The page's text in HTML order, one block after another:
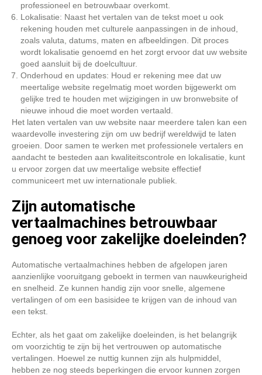
professioneel en betrouwbaar overkomt.
Lokalisatie: Naast het vertalen van de tekst moet u ook
rekening houden met culturele aanpassingen in de inhoud,
zoals valuta, datums, maten en afbeeldingen. Dit proces
wordt lokalisatie genoemd en het zorgt ervoor dat uw website
goed aansluit bij de doelcultuur.
Onderhoud en updates: Houd er rekening mee dat uw
meertalige website regelmatig moet worden bijgewerkt om
gelijke tred te houden met wijzigingen in uw bronwebsite of
nieuwe inhoud die moet worden vertaald.
Het laten vertalen van uw website naar meerdere talen kan een
waardevolle investering zijn om uw bedrijf wereldwijd te laten
groeien. Door samen te werken met professionele vertalers en
aandacht te besteden aan kwaliteitscontrole en lokalisatie, kunt
u ervoor zorgen dat uw meertalige website effectief
communiceert met uw internationale publiek.
Zijn automatische
vertaalmachines betrouwbaar
genoeg voor zakelijke doeleinden?
Automatische vertaalmachines hebben de afgelopen jaren
aanzienlijke vooruitgang geboekt in termen van nauwkeurigheid
en snelheid. Ze kunnen handig zijn voor snelle, algemene
vertalingen of om een basisidee te krijgen van de inhoud van
een tekst.
Echter, als het gaat om zakelijke doeleinden, is het belangrijk
om voorzichtig te zijn bij het vertrouwen op automatische
vertalingen. Hoewel ze nuttig kunnen zijn als hulpmiddel,
hebben ze nog steeds beperkingen die ervoor kunnen zorgen